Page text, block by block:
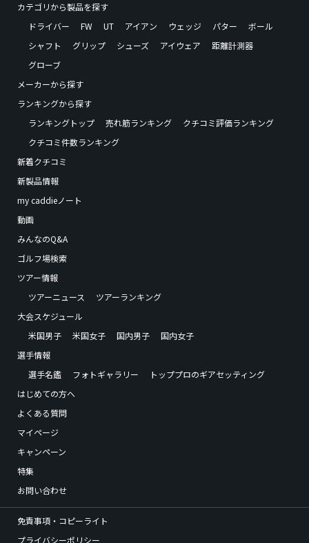
カテゴリから製品を探す
ドライバー
FW UT アイアン ウェッジ パター
ボール
シャフト
グリップ シューズ アイウェア
距離計測器
グローブ
メーカーから探す
ランキングから探す
ランキングトップ
売れ筋ランキング
クチコミ評価ランキング
クチコミ件数ランキング
新着クチコミ
新製品情報
my caddieノート
動画
みんなのQ&A
ゴルフ場検索
ツアー情報
ツアーニュース
ツアーランキング
大会スケジュール
米国男子
米国女子 国内男子
国内女子
選手情報
選手名鑑
フォトギャラリー
トッププロのギアセッティング
はじめての方へ
よくある質問
マイページ
キャンペーン
特集
お問い合わせ
免責事項・コピーライト
プライバシーポリシー